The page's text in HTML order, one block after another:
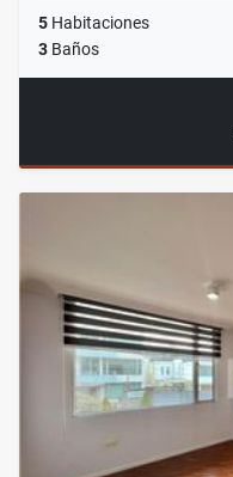
5 Habitaciones
3 Baños